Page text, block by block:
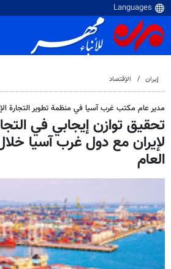
إيران الإقتصاد
مدير عام مكتب غرب آسيا في منظمة تطوير التجارة
تحقيق توازن إيجابي في
العام